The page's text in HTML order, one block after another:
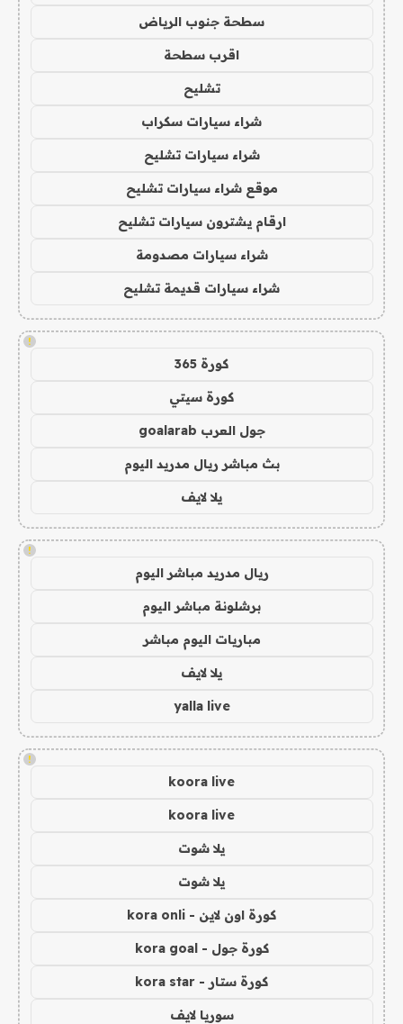
سطحة جنوب الرياض
اقرب سطحة
تشليح
شراء سيارات سكراب
شراء سيارات تشليح
موقع شراء سيارات تشليح
ارقام يشترون سيارات تشليح
شراء سيارات مصدومة
شراء سيارات قديمة تشليح
!
كورة 365
كورة سيتي
جول العرب goalarab
بث مباشر ريال مدريد اليوم
يلا لايف
!
ريال مدريد مباشر اليوم
برشلونة مباشر اليوم
مباريات اليوم مباشر
يلا لايف
yalla live
!
koora live
koora live
يلا شوت
يلا شوت
كورة اون لاين - kora onli
كورة جول - kora goal
كورة ستار - kora star
سوريا لايف